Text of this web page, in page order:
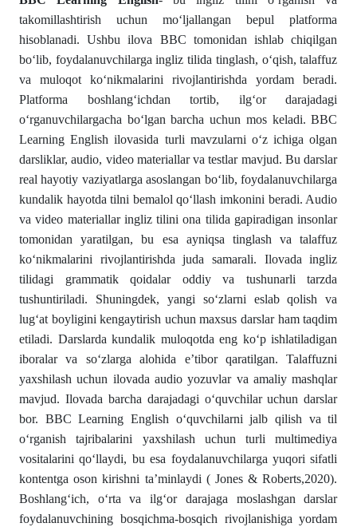
takomillashtirish uchun mo‘ljallangan bepul platforma
hisoblanadi. Ushbu ilova BBC tomonidan ishlab chiqilgan
bo‘lib, foydalanuvchilarga ingliz tilida tinglash, o‘qish, talaffuz
va muloqot ko‘nikmalarini rivojlantirishda yordam beradi.
Platforma boshlang‘ichdan tortib, ilg‘or darajadagi
o‘rganuvchilargacha bo‘lgan barcha uchun mos keladi. BBC
Learning English ilovasida turli mavzularni o‘z ichiga olgan
darsliklar, audio, video materiallar va testlar mavjud. Bu darslar
real hayotiy vaziyatlarga asoslangan bo‘lib, foydalanuvchilarga
kundalik hayotda tilni bemalol qo‘llash imkonini beradi. Audio
va video materiallar ingliz tilini ona tilida gapiradigan insonlar
tomonidan yaratilgan, bu esa ayniqsa tinglash va talaffuz
ko‘nikmalarini rivojlantirishda juda samarali. Ilovada ingliz
tilidagi grammatik qoidalar oddiy va tushunarli tarzda
tushuntiriladi. Shuningdek, yangi so‘zlarni eslab qolish va
lug‘at boyligini kengaytirish uchun maxsus darslar ham taqdim
etiladi. Darslarda kundalik muloqotda eng ko‘p ishlatiladigan
iboralar va so‘zlarga alohida e’tibor qaratilgan. Talaffuzni
yaxshilash uchun ilovada audio yozuvlar va amaliy mashqlar
mavjud. Ilovada barcha darajadagi o‘quvchilar uchun darslar
bor. BBC Learning English o‘quvchilarni jalb qilish va til
o‘rganish tajribalarini yaxshilash uchun turli multimediya
vositalarini qo‘llaydi, bu esa foydalanuvchilarga yuqori sifatli
kontentga oson kirishni ta’minlaydi ( Jones & Roberts,2020).
Boshlang‘ich, o‘rta va ilg‘or darajaga moslashgan darslar
foydalanuvchining bosqichma-bosqich rivojlanishiga yordam